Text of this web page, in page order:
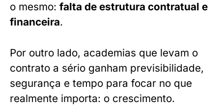
o mesmo: falta de estrutura contratual e
financeira.
Por outro lado, academias que levam o
contrato a sério ganham previsibilidade,
segurança e tempo para focar no que
realmente importa: o crescimento.